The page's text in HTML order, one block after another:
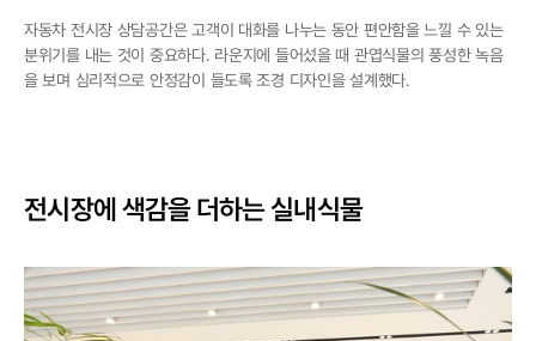
자동차 전시장 상담공간은 고객이 대화를 나누는 동안 편안함을 느낄 수 있는
분위기를 내는 것이 중요하다. 라운지에 들어섰을 때 관엽식물의 풍성한 녹음
을 보며 심리적으로 안정감이 들도록 조경 디자인을 설계했다.
전시장에 색감을 더하는 실내식물